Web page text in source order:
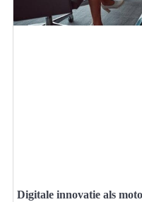
Digitale innovatie als